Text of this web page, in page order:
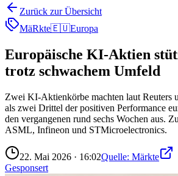
Zurück zur Übersicht
MäRkte🇪🇺Europa
Europäische KI-Aktien
trotz schwachem Umfeld
Zwei KI-Aktienkörbe machten laut Reuters
als zwei Drittel der positiven Performance
den vergangenen rund sechs Wochen aus.
ASML, Infineon und STMicroelectronics.
22. Mai 2026 · 16:02Quelle: Märkte
Gesponsert